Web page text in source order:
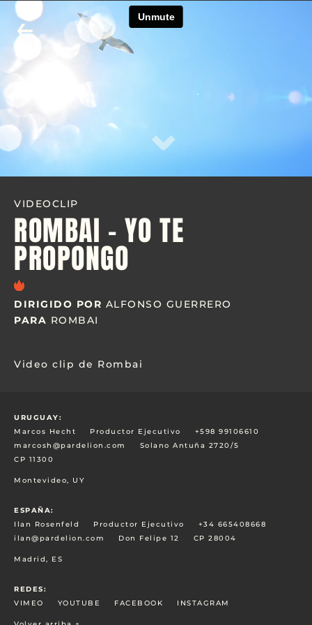
←
⌄
VIDEOCLIP
ROMBAI - YO TE
PROPONGO
DIRIGIDO POR ALFONSO GUERRERO
PARA ROMBAI
Video clip de Rombai
URUGUAY:
Marcos Hecht
Productor Ejecutivo
+598 99106610
marcosh@pardelion.com
Solano Antuña 2720/5
CP 11300
Montevideo, UY
ESPAÑA:
Ilan Rosenfeld
Productor Ejecutivo
+34 665408668
ilan@pardelion.com
Don Felipe 12 CP 28004
Madrid, ES
REDES:
VIMEO
YOUTUBE FACEBOOK INSTAGRAM